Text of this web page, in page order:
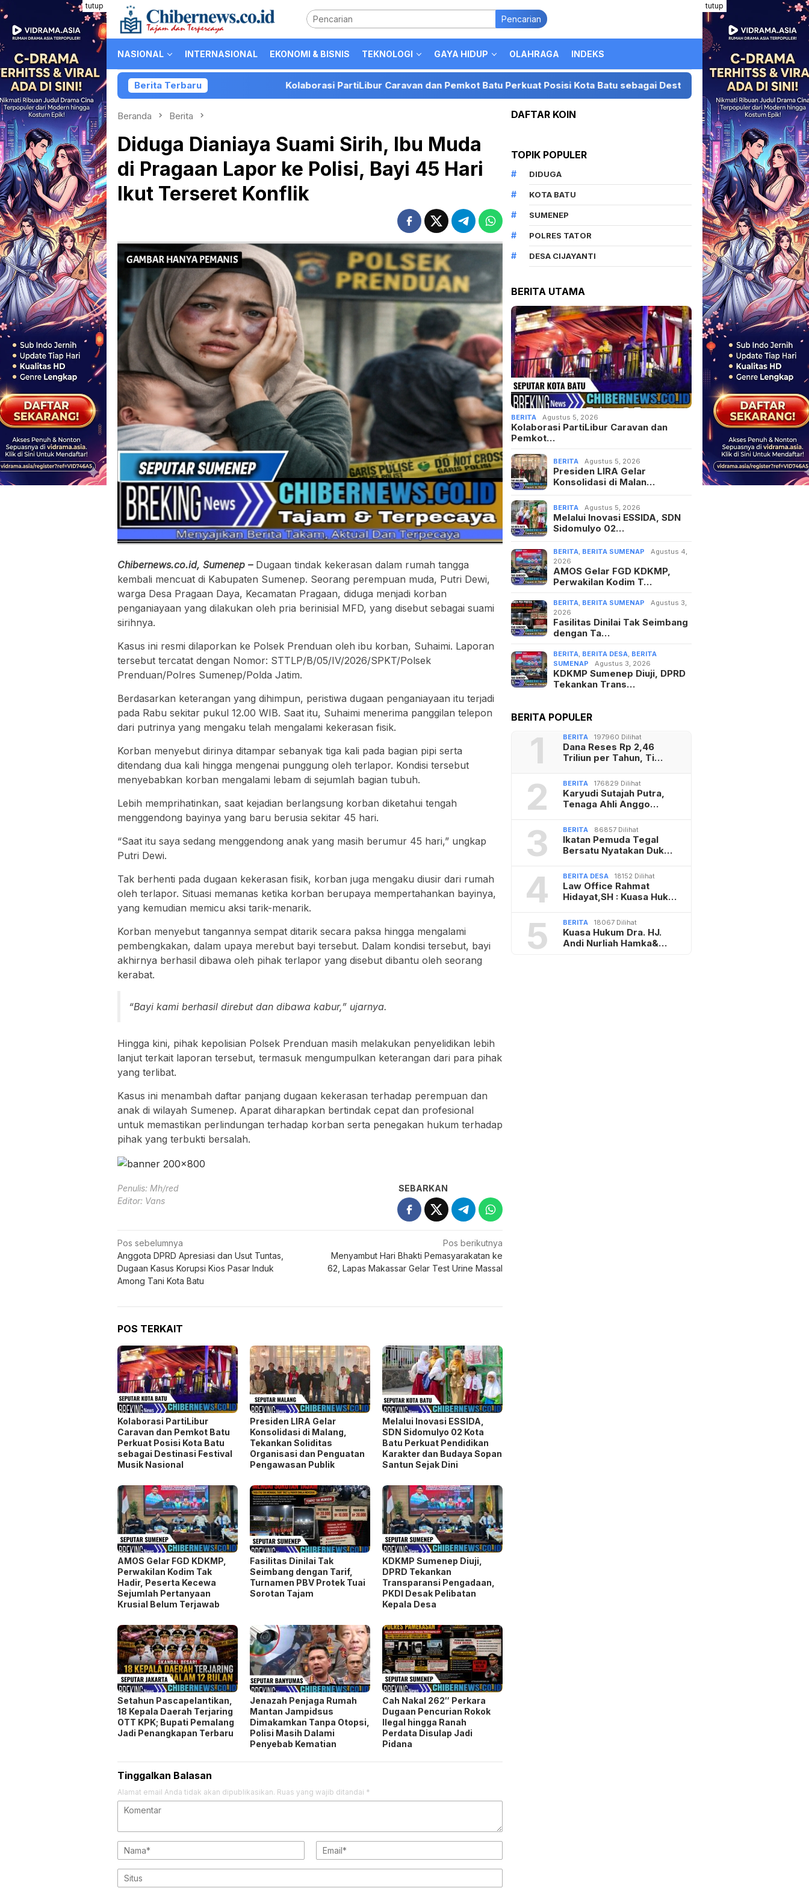
Loncat
ke
konten
tutup tutup
Pencarian
NASIONAL INTERNASIONAL EKONOMI & BISNIS TEKNOLOGI GAYA HIDUP OLAHRAGA INDEKS
Berita Terbaru Kolaborasi PartiLibur Caravan dan Pemkot Batu Perkuat Posisi Kota Batu sebagai Destinasi Festival Musik Nasional
Beranda Berita
Diduga Dianiaya Suami Sirih, Ibu Muda
di Pragaan Lapor ke Polisi, Bayi 45 Hari
Ikut Terseret Konflik
Chibernews.co.id, Sumenep –Dugaan tindak kekerasan dalam rumah tangga
kembali mencuat di Kabupaten Sumenep. Seorang perempuan muda, Putri Dewi,
warga Desa Pragaan Daya, Kecamatan Pragaan, diduga menjadi korban
penganiayaan yang dilakukan oleh pria berinisial MFD, yang disebut sebagai suami
sirihnya.
Kasus ini resmi dilaporkan ke Polsek Prenduan oleh ibu korban, Suhaimi. Laporan
tersebut tercatat dengan Nomor: STTLP/B/05/IV/2026/SPKT/Polsek
Prenduan/Polres Sumenep/Polda Jatim.
Berdasarkan keterangan yang dihimpun, peristiwa dugaan penganiayaan itu terjadi
pada Rabu sekitar pukul 12.00 WIB. Saat itu, Suhaimi menerima panggilan telepon
dari putrinya yang mengaku telah mengalami kekerasan fisik.
Korban menyebut dirinya ditampar sebanyak tiga kali pada bagian pipi serta
ditendang dua kali hingga mengenai punggung oleh terlapor. Kondisi tersebut
menyebabkan korban mengalami lebam di sejumlah bagian tubuh.
Lebih memprihatinkan, saat kejadian berlangsung korban diketahui tengah
menggendong bayinya yang baru berusia sekitar 45 hari.
“Saat itu saya sedang menggendong anak yang masih berumur 45 hari,” ungkap
Putri Dewi.
Tak berhenti pada dugaan kekerasan fisik, korban juga mengaku diusir dari rumah
oleh terlapor. Situasi memanas ketika korban berupaya mempertahankan bayinya,
yang kemudian memicu aksi tarik-menarik.
Korban menyebut tangannya sempat ditarik secara paksa hingga mengalami
pembengkakan, dalam upaya merebut bayi tersebut. Dalam kondisi tersebut, bayi
akhirnya berhasil dibawa oleh pihak terlapor yang disebut dibantu oleh seorang
kerabat.
“Bayi kami berhasil direbut dan dibawa kabur,” ujarnya.
Hingga kini, pihak kepolisian Polsek Prenduan masih melakukan penyelidikan lebih
lanjut terkait laporan tersebut, termasuk mengumpulkan keterangan dari para pihak
yang terlibat.
Kasus ini menambah daftar panjang dugaan kekerasan terhadap perempuan dan
anak di wilayah Sumenep. Aparat diharapkan bertindak cepat dan profesional
untuk memastikan perlindungan terhadap korban serta penegakan hukum terhadap
pihak yang terbukti bersalah.
Penulis: Mh/red
Editor: Vans
SEBARKAN
Navigasi
pos
Pos sebelumnya
Anggota DPRD Apresiasi dan Usut Tuntas,
Dugaan Kasus Korupsi Kios Pasar Induk
Among Tani Kota Batu
Pos berikutnya
Menyambut Hari Bhakti Pemasyarakatan ke
62, Lapas Makassar Gelar Test Urine Massal
POS TERKAIT
Kolaborasi PartiLibur
Caravan dan Pemkot Batu
Perkuat Posisi Kota Batu
sebagai Destinasi Festival
Musik Nasional
Presiden LIRA Gelar
Konsolidasi di Malang,
Tekankan Soliditas
Organisasi dan Penguatan
Pengawasan Publik
Melalui Inovasi ESSIDA,
SDN Sidomulyo 02 Kota
Batu Perkuat Pendidikan
Karakter dan Budaya Sopan
Santun Sejak Dini
AMOS Gelar FGD KDKMP,
Perwakilan Kodim Tak
Hadir, Peserta Kecewa
Sejumlah Pertanyaan
Krusial Belum Terjawab
Fasilitas Dinilai Tak
Seimbang dengan Tarif,
Turnamen PBV Protek Tuai
Sorotan Tajam
KDKMP Sumenep Diuji,
DPRD Tekankan
Transparansi Pengadaan,
PKDI Desak Pelibatan
Kepala Desa
Setahun Pascapelantikan,
18 Kepala Daerah Terjaring
OTT KPK; Bupati Pemalang
Jadi Penangkapan Terbaru
Jenazah Penjaga Rumah
Mantan Jampidsus
Dimakamkan Tanpa Otopsi,
Polisi Masih Dalami
Penyebab Kematian
Cah Nakal 262″ Perkara
Dugaan Pencurian Rokok
Ilegal hingga Ranah
Perdata Disulap Jadi
Pidana
Tinggalkan Balasan
Alamat email Anda tidak akan dipublikasikan. Ruas yang wajib ditandai *
DAFTAR KOIN
TOPIK POPULER
DIDUGA
KOTA BATU
SUMENEP
POLRES TATOR
DESA CIJAYANTI
BERITA UTAMA
BERITA Agustus 5, 2026
Kolaborasi PartiLibur Caravan dan
Pemkot…
BERITA Agustus 5, 2026
Presiden LIRA Gelar
Konsolidasi di Malan…
BERITA Agustus 5, 2026
Melalui Inovasi ESSIDA, SDN
Sidomulyo 02…
BERITA BERITA SUMENAP
Agustus 4,
2026
AMOS Gelar FGD KDKMP,
Perwakilan Kodim T…
BERITA BERITA SUMENAP
Agustus 3,
2026
Fasilitas Dinilai Tak Seimbang
dengan Ta…
BERITA BERITA DESA BERITA
SUMENAP
Agustus 3, 2026
KDKMP Sumenep Diuji, DPRD
Tekankan Trans…
BERITA POPULER
1 BERITA 197960 Dilihat
Dana Reses Rp 2,46
Triliun per Tahun, Ti…
2 BERITA 176829 Dilihat
Karyudi Sutajah Putra,
Tenaga Ahli Anggo…
3 BERITA 86857 Dilihat
Ikatan Pemuda Tegal
Bersatu Nyatakan Duk…
4 BERITA DESA 18152 Dilihat
Law Office Rahmat
Hidayat,SH : Kuasa Huk…
5 BERITA 18067 Dilihat
Kuasa Hukum Dra. HJ.
Andi Nurliah Hamka&…